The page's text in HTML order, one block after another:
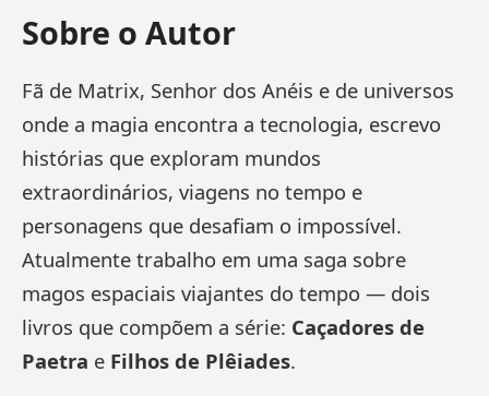
Sobre o Autor
Fã de Matrix, Senhor dos Anéis e de universos
onde a magia encontra a tecnologia, escrevo
histórias que exploram mundos
extraordinários, viagens no tempo e
personagens que desafiam o impossível.
Atualmente trabalho em uma saga sobre
magos espaciais viajantes do tempo — dois
livros que compõem a série: Caçadores de
Paetra e Filhos de Plêiades.